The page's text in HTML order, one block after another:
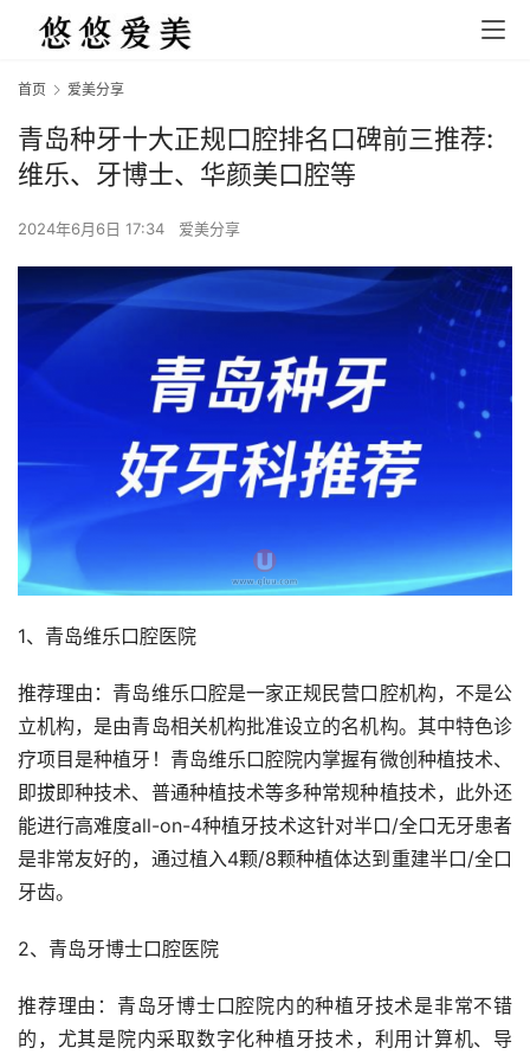
首页 爱美分享
青岛种牙十大正规口腔排名口碑前三推荐:
维乐、牙博士、华颜美口腔等
2024年6月6日 17:34 爱美分享
1、青岛维乐口腔医院
推荐理由：青岛维乐口腔是一家正规民营口腔机构，不是公
立机构，是由青岛相关机构批准设立的名机构。其中特色诊
疗项目是种植牙！青岛维乐口腔院内掌握有微创种植技术、
即拔即种技术、普通种植技术等多种常规种植技术，此外还
能进行高难度all-on-4种植牙技术这针对半口/全口无牙患者
是非常友好的，通过植入4颗/8颗种植体达到重建半口/全口
牙齿。
2、青岛牙博士口腔医院
推荐理由：青岛牙博士口腔院内的种植牙技术是非常不错
的，尤其是院内采取数字化种植牙技术，利用计算机、导